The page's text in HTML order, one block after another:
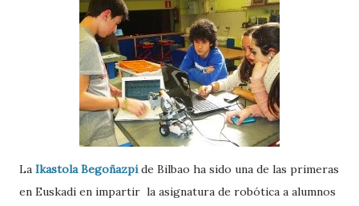
La Ikastola Begoñazpide Bilbao ha sido una de las primeras
en Euskadi en impartir la asignatura de robótica a alumnos